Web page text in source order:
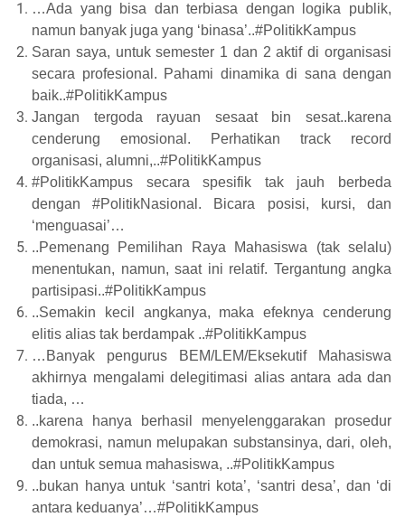
…Ada yang bisa dan terbiasa dengan logika publik,
namun banyak juga yang ‘binasa’..#PolitikKampus
Saran saya, untuk semester 1 dan 2 aktif di organisasi
secara profesional. Pahami dinamika di sana dengan
baik..#PolitikKampus
Jangan tergoda rayuan sesaat bin sesat..karena
cenderung emosional. Perhatikan track record
organisasi, alumni,..#PolitikKampus
#PolitikKampus secara spesifik tak jauh berbeda
dengan #PolitikNasional. Bicara posisi, kursi, dan
‘menguasai’…
..Pemenang Pemilihan Raya Mahasiswa (tak selalu)
menentukan, namun, saat ini relatif. Tergantung angka
partisipasi..#PolitikKampus
..Semakin kecil angkanya, maka efeknya cenderung
elitis alias tak berdampak ..#PolitikKampus
…Banyak pengurus BEM/LEM/Eksekutif Mahasiswa
akhirnya mengalami delegitimasi alias antara ada dan
tiada, …
..karena hanya berhasil menyelenggarakan prosedur
demokrasi, namun melupakan substansinya, dari, oleh,
dan untuk semua mahasiswa, ..#PolitikKampus
..bukan hanya untuk ‘santri kota’, ‘santri desa’, dan ‘di
antara keduanya’…#PolitikKampus